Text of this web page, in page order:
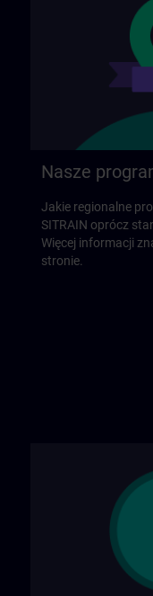
Nasze
Jakie regionalne
SITRAIN oprócz
Więcej informacji
stronie.